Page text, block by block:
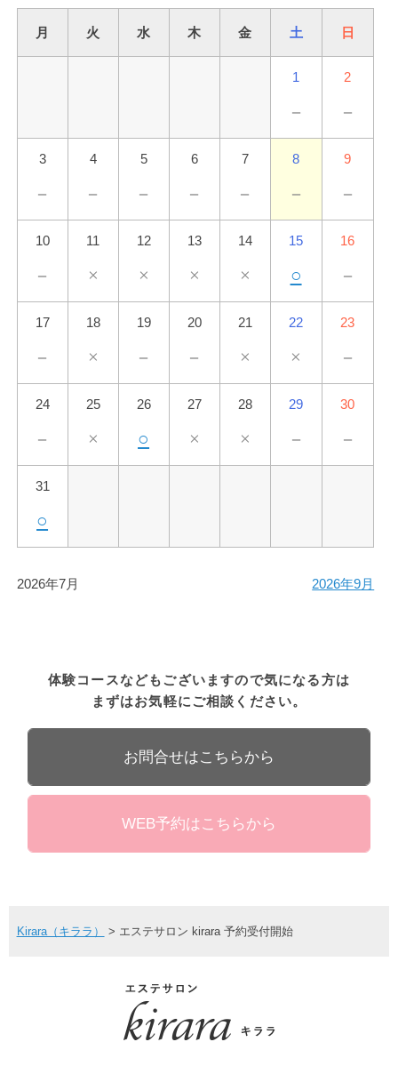
月 火 水 木 金 土 日
1
－
2
－
3
－
4
－
5
－
6
－
7
－
8
－
9
－
10
－
11
×
12
×
13
×
14
×
15
○
16
－
17
－
18
×
19
－
20
－
21
×
22
×
23
－
24
－
25
×
26
○
27
×
28
×
29
－
30
－
31
○
2026年7月 2026年9月
体験コースなどもございますので気になる方は
まずはお気軽にご相談ください。
お問合せはこちらから
WEB予約はこちらから
Kirara（キララ） > エステサロン kirara 予約受付開始